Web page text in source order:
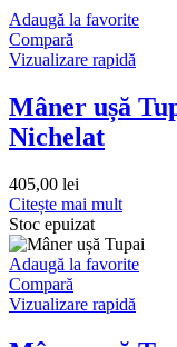
Adaugă la favorite
Compară
Vizualizare rapidă
Mâner ușă
Nichelat
405,00 lei
Citește mai mult
Stoc epuizat
Adaugă la favorite
Compară
Vizualizare rapidă